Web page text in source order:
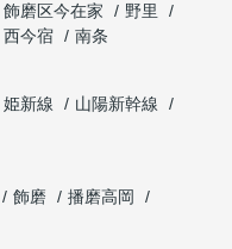
飾磨区今在家
野里
西今宿
南条
姫新線
山陽新幹線
飾磨
播磨高岡